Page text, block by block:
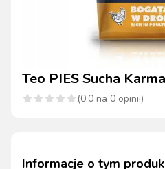
Teo PIES Sucha
(0.0 na 0 opinii)
Informacje o tym